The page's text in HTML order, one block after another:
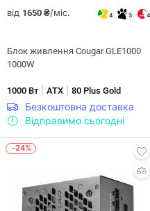
від 1650 ₴/міс. 4 3 4
Блок живлення Cougar GLE1000
1000W
1000 Вт| ATX 80 Plus Gold
Безкоштовна доставка
Відправимо сьогодні
-24%